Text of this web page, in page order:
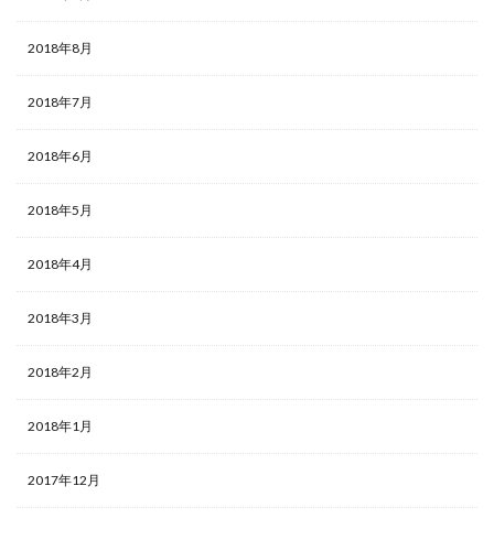
2018年8月
2018年7月
2018年6月
2018年5月
2018年4月
2018年3月
2018年2月
2018年1月
2017年12月